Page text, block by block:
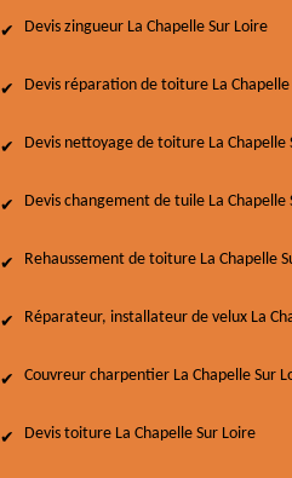
Devis zingueur La Chapelle Sur Loire
Devis réparation de toiture La Chapelle
Devis nettoyage de toiture La Chapelle
Devis changement de tuile La Chapelle
Rehaussement de toiture La Chapelle
Réparateur, installateur de velux La
Couvreur charpentier La Chapelle Sur
Devis toiture La Chapelle Sur Loire